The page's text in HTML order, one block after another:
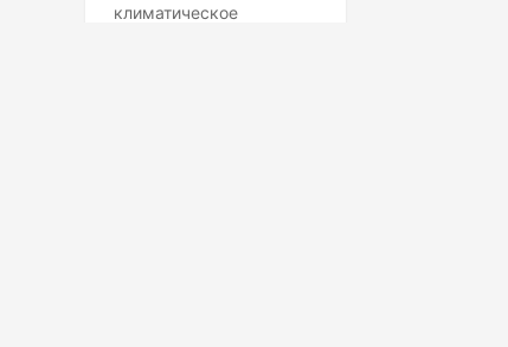
климатическое